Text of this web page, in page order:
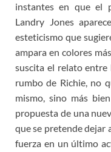
instantes en que el
Landry Jones
esteticismo que
ampara en colores
suscita el relato entre
rumbo de Richie, no
mismo, sino más
propuesta de una
que se pretende dejar
fuerza en un último